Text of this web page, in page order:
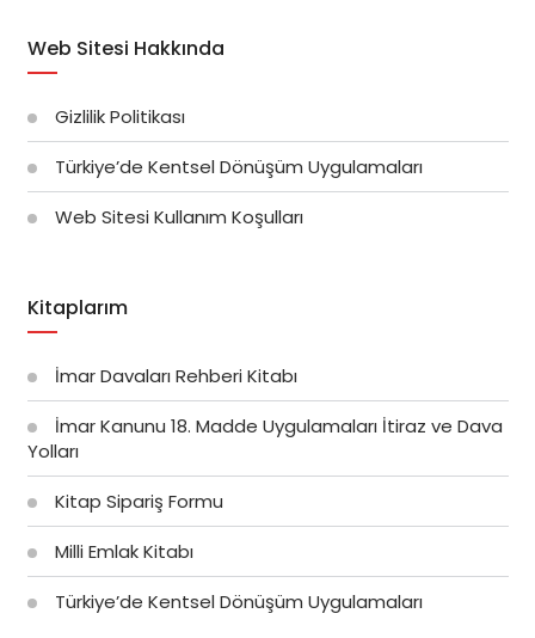
Web Sitesi Hakkında
Gizlilik Politikası
Türkiye’de Kentsel Dönüşüm Uygulamaları
Web Sitesi Kullanım Koşulları
Kitaplarım
İmar Davaları Rehberi Kitabı
İmar Kanunu 18. Madde Uygulamaları İtiraz ve Dava
Yolları
Kitap Sipariş Formu
Milli Emlak Kitabı
Türkiye’de Kentsel Dönüşüm Uygulamaları